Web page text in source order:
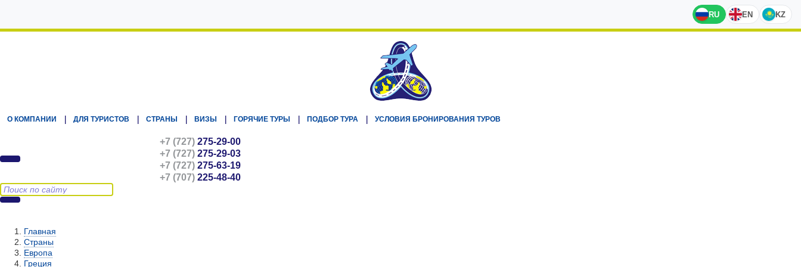
RU EN KZ
О КОМПАНИИ ДЛЯ ТУРИСТОВ СТРАНЫ ВИЗЫ ГОРЯЧИЕ ТУРЫ ПОДБОР ТУРА УСЛОВИЯ БРОНИРОВАНИЯ ТУРОВ
+7 (727) 275-29-00
+7 (727) 275-29-03
+7 (727) 275-63-19
+7 (707) 225-48-40
Главная
Страны
Европа
Греция